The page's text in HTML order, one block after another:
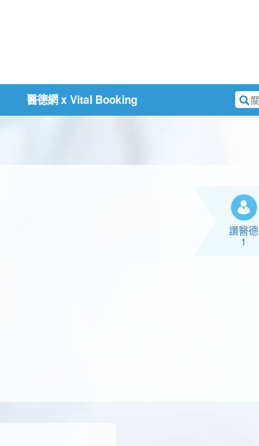
醫德網 x Vital Booking
搜
尋
讚醫德
1